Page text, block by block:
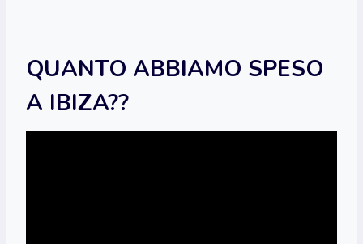
QUANTO ABBIAMO SPESO
A IBIZA??